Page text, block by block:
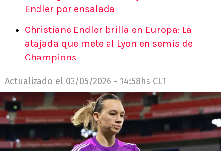
Endler por ensalada
Christiane Endler brilla en Europa: La
atajada que mete al Lyon en semis de
Champions
Actualizado el 03/05/2026 - 14:58hs CLT